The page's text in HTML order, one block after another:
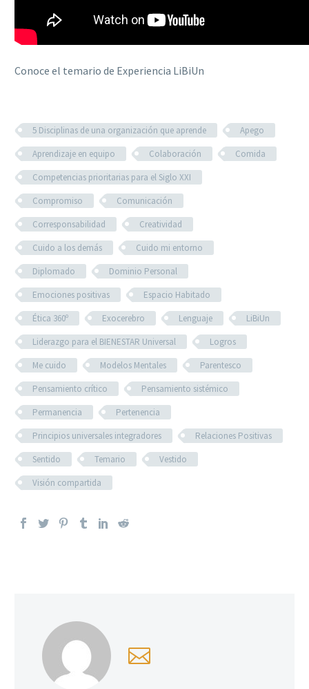
Conoce el temario de Experiencia LiBiUn
5 Disciplinas de una organización que aprende
Apego
Aprendizaje en equipo
Colaboración
Comida
Competencias prioritarias para el Siglo XXI
Compromiso
Comunicación
Corresponsabilidad
Creatividad
Cuido a los demás
Cuido mi entorno
Diplomado
Dominio Personal
Emociones positivas
Espacio Habitado
Ética 360º
Exocerebro Lenguaje
LiBiUn
Liderazgo para el BIENESTAR Universal
Logros
Me cuido
Modelos Mentales
Parentesco
Pensamiento crítico
Pensamiento sistémico
Permanencia
Pertenencia
Principios universales integradores
Relaciones Positivas
Sentido
Temario
Vestido
Visión compartida